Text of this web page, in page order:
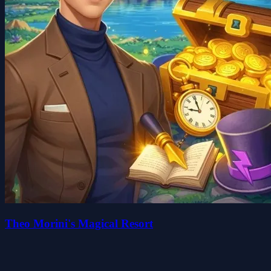
Theo Morini's Magical Resort